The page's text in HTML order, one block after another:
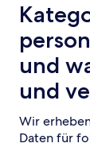
und
und
Wir
Daten für